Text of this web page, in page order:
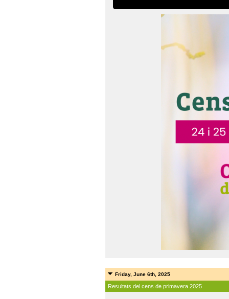
Friday, June 6th, 2025
Resultats del cens de primavera 2025